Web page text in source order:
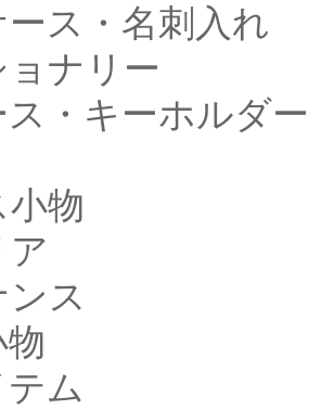
ス・名刺入れ
ョナリー
・キーホルダー
小物
ア
ンス
ム